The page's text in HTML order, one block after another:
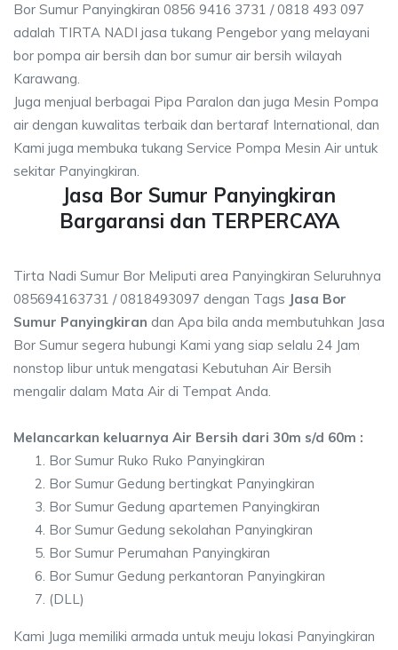
Bor Sumur Panyingkiran 0856 9416 3731 / 0818 493 097
adalah TIRTA NADI jasa tukang Pengebor yang melayani
bor pompa air bersih dan bor sumur air bersih wilayah
Karawang.
Juga menjual berbagai Pipa Paralon dan juga Mesin Pompa
air dengan kuwalitas terbaik dan bertaraf International, dan
Kami juga membuka tukang Service Pompa Mesin Air untuk
sekitar Panyingkiran.
Jasa Bor Sumur Panyingkiran
Bargaransi dan TERPERCAYA
Tirta Nadi Sumur Bor Meliputi area Panyingkiran Seluruhnya
085694163731 / 0818493097 dengan Tags Jasa Bor
Sumur Panyingkiran dan Apa bila anda membutuhkan Jasa
Bor Sumur segera hubungi Kami yang siap selalu 24 Jam
nonstop libur untuk mengatasi Kebutuhan Air Bersih
mengalir dalam Mata Air di Tempat Anda.
Melancarkan keluarnya Air Bersih dari 30m s/d 60m :
Bor Sumur Ruko Ruko Panyingkiran
Bor Sumur Gedung bertingkat Panyingkiran
Bor Sumur Gedung apartemen Panyingkiran
Bor Sumur Gedung sekolahan Panyingkiran
Bor Sumur Perumahan Panyingkiran
Bor Sumur Gedung perkantoran Panyingkiran
(DLL)
Kami Juga memiliki armada untuk meuju lokasi Panyingkiran